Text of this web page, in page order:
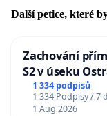
Další petice, které
Zachování
S2 v úseku
u Jablunkova
1 334 podpisů
1 334 Podpisy / 7
1 Aug 2026